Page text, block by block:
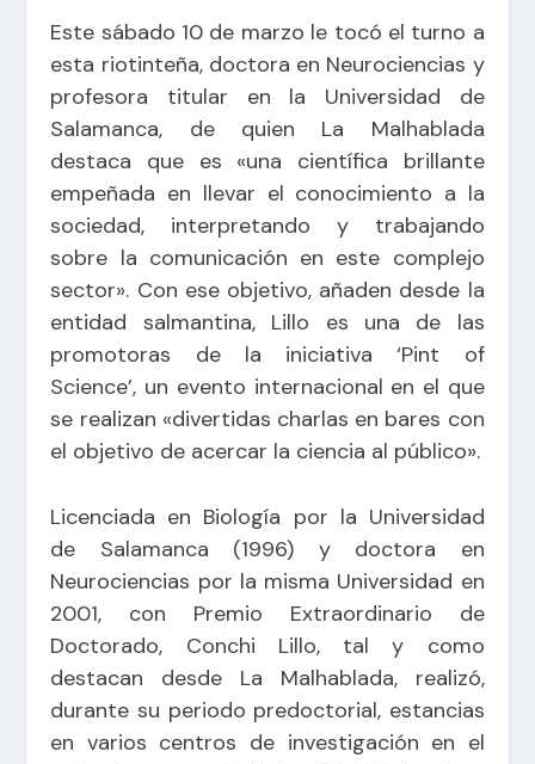
Este sábado 10 de marzo le tocó el turno a
esta riotinteña, doctora en Neurociencias y
profesora titular en la Universidad de
Salamanca, de quien La Malhablada
destaca que es «una científica brillante
empeñada en llevar el conocimiento a la
sociedad, interpretando y trabajando
sobre la comunicación en este complejo
sector». Con ese objetivo, añaden desde la
entidad salmantina, Lillo es una de las
promotoras de la iniciativa ‘Pint of
Science’, un evento internacional en el que
se realizan «divertidas charlas en bares con
el objetivo de acercar la ciencia al público».
Licenciada en Biología por la Universidad
de Salamanca (1996) y doctora en
Neurociencias por la misma Universidad en
2001, con Premio Extraordinario de
Doctorado, Conchi Lillo, tal y como
destacan desde La Malhablada, realizó,
durante su periodo predoctorial, estancias
en varios centros de investigación en el